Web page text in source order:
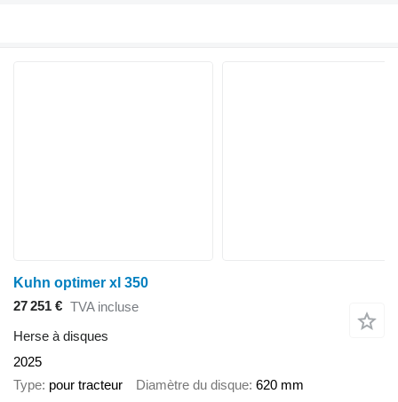
Kuhn optimer xl 350
27 251 € TVA incluse
Herse à disques
2025
Type pour tracteur Diamètre du disque 620 mm